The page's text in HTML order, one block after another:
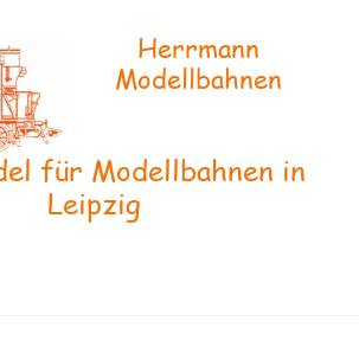
Herrmann
Modellbahnen
für Modellbahnen in
Leipzig